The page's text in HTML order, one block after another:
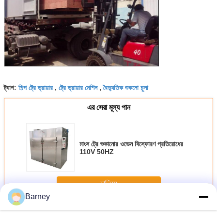
ট্যাগ: শিল্প ট্রে ড্রায়ার , ট্রে ড্রায়ার মেশিন,বৈদ্যুতিক শুকনো চুলা
এর সেরা মূল্য পান
মাংস ট্রে শুকানোর ওভেন বিস্ফোরণ প্রতিরোধের
110V 50HZ
চালিয়ে
অধিকট্রে শুকনো ওভেন
Barney